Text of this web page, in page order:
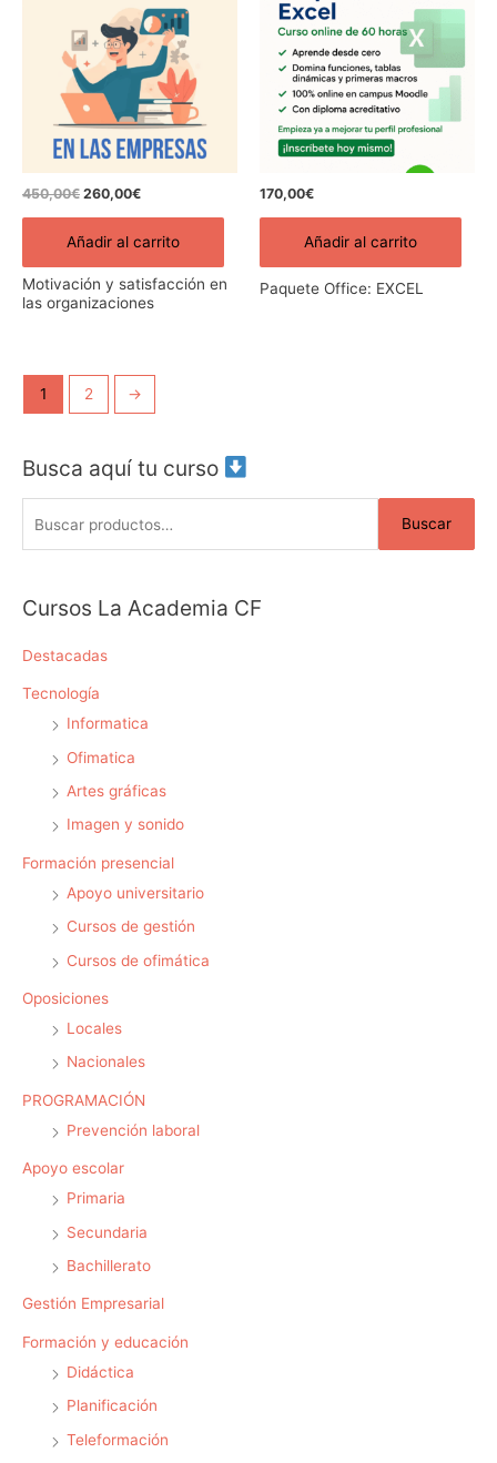
Busca aquí tu curso
B
u
c
r
Buscar
Cursos La Academia CF
Destacadas
Tecnología
Informatica
Ofimatica
Artes gráficas
Imagen y sonido
Formación presencial
Apoyo universitario
Cursos de gestión
Cursos de ofimática
Oposiciones
Locales
Nacionales
PROGRAMACIÓN
Prevención laboral
Apoyo escolar
Primaria
Secundaria
Bachillerato
Gestión Empresarial
Formación y educación
Didáctica
Planificación
Teleformación
450,00€
450,00€.
260,00€
es:
260,00€.
Añadir al carrito
Motivación y satisfacción en
las organizaciones
170,00€
Añadir al carrito
Paquete Office: EXCEL
1 2 →